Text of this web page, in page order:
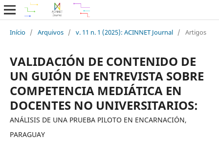
Início / Arquivos / v. 11 n. 1 (2025): ACINNET Journal / Artigos
VALIDACIÓN DE CONTENIDO DE
UN GUIÓN DE ENTREVISTA SOBRE
COMPETENCIA MEDIÁTICA EN
DOCENTES NO UNIVERSITARIOS:
ANÁLISIS DE UNA PRUEBA PILOTO EN ENCARNACIÓN,
PARAGUAY